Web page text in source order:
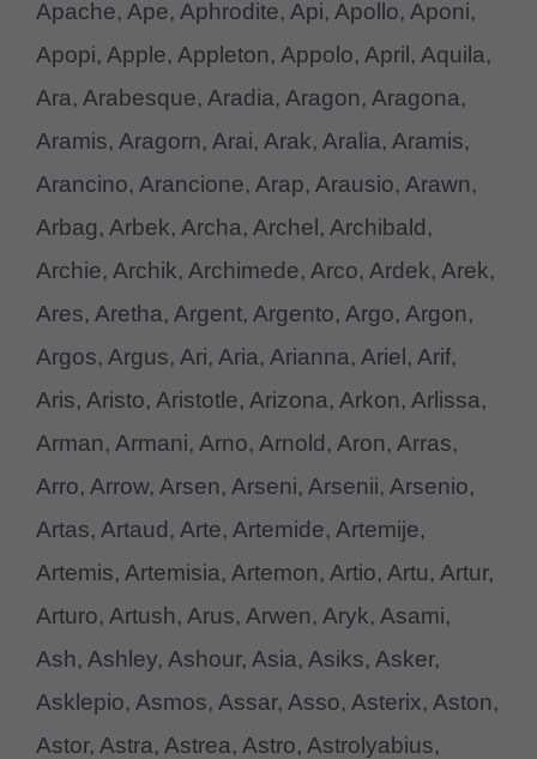
Apache, Ape, Aphrodite, Api, Apollo, Aponi,
Apopi, Apple, Appleton, Appolo, April, Aquila,
Ara, Arabesque, Aradia, Aragon, Aragona,
Aramis, Aragorn, Arai, Arak, Aralia, Aramis,
Arancino, Arancione, Arap, Arausio, Arawn,
Arbag, Arbek, Archa, Archel, Archibald,
Archie, Archik, Archimede, Arco, Ardek, Arek,
Ares, Aretha, Argent, Argento, Argo, Argon,
Argos, Argus, Ari, Aria, Arianna, Ariel, Arif,
Aris, Aristo, Aristotle, Arizona, Arkon, Arlissa,
Arman, Armani, Arno, Arnold, Aron, Arras,
Arro, Arrow, Arsen, Arseni, Arsenii, Arsenio,
Artas, Artaud, Arte, Artemide, Artemije,
Artemis, Artemisia, Artemon, Artio, Artu, Artur,
Arturo, Artush, Arus, Arwen, Aryk, Asami,
Ash, Ashley, Ashour, Asia, Asiks, Asker,
Asklepio, Asmos, Assar, Asso, Asterix, Aston,
Astor, Astra, Astrea, Astro, Astrolyabius,